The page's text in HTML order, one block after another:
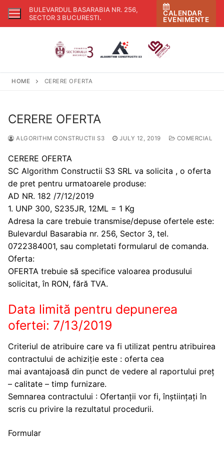
Skip
BULEVARDUL BASARABIA NR. 256,
SECTOR 3 BUCURESTI.
CALENDAR
EVENIMENTE
HOME CERERE OFERTA
CERERE OFERTA
ALGORITHM CONSTRUCTII S3 JULY 12, 2019 COMERCIAL
CERERE OFERTA
SC Algorithm Constructii S3 SRL va solicita , o oferta
de pret pentru urmatoarele produse:
AD NR. 182 /7/12/2019
1. UNP 300, S235JR, 12ML = 1 Kg
Adresa la care trebuie transmise/depuse ofertele este:
Bulevardul Basarabia nr. 256, Sector 3, tel.
0722384001, sau completati formularul de comanda.
Oferta:
OFERTA trebuie să specifice valoarea produsului
solicitat, în RON, fără TVA.
Data limită pentru depunerea
ofertei: 7/13/2019
Criteriul de atribuire care va fi utilizat pentru atribuirea
contractului de achiziție este : oferta cea
mai avantajoasă din punct de vedere al raportului preț
– calitate – timp furnizare.
Semnarea contractului : Ofertanții vor fi, înștiințați în
scris cu privire la rezultatul procedurii.
Formular